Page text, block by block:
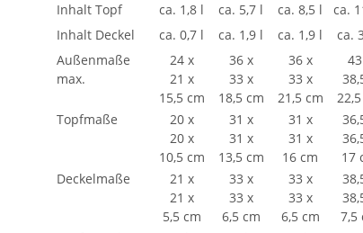
Inhalt Topf
ca. 1,8 l ca. 5,7 l ca. 8,5 l
ca.
Inhalt Deckel
ca. 0,7 l ca. 1,9 l ca. 1,9 l
ca.
Außenmaße
max.
24 x
21 x
15,5 cm
36 x
33 x
18,5 cm
36 x
33 x
21,5 cm
Topfmaße
20 x
20 x
10,5 cm
31 x
31 x
13,5 cm
31 x
31 x
16 cm
17
Deckelmaße
21 x
21 x
5,5 cm
33 x
33 x
6,5 cm
33 x
33 x
6,5 cm
7,5